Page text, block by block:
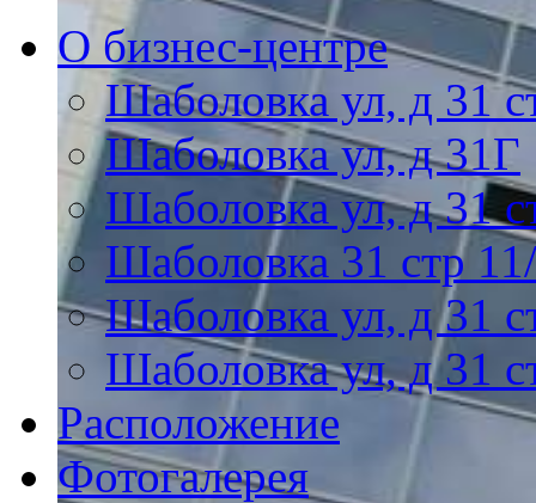
О бизнес-центре
Шаболовка ул, д 31
Шаболовка ул, д 31Г
Шаболовка ул, д 31
Шаболовка 31 стр
Шаболовка ул, д 31
Шаболовка ул, д 31
Расположение
Фотогалерея